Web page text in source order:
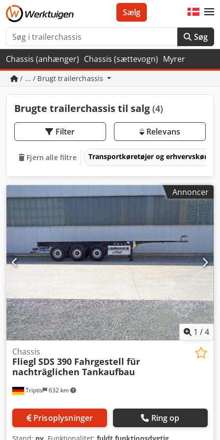
Søg
Sælg
Chassis (anhænger) Chassis (sættevogn) Myrer
/ ... / Brugt trailerchassis
Brugte trailerchassis til salg (4)
Filter Relevans
Fjern alle filtre Transportkøretøjer og
Annoncer
1 /4
Triptis 632 km
Chassis
Fliegl SDS 390 Fahrgestell für
nachträglichen Tankaufbau
Prisoplysninger Ring op